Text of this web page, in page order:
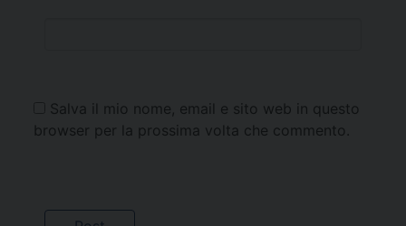
Salva il mio nome, email e sito web in questo
browser per la prossima volta che commento.